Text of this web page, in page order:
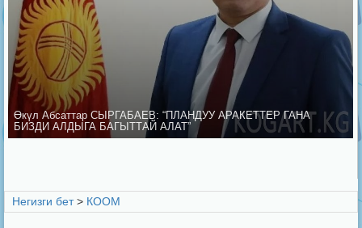
Өкүл Абсаттар СЫРГАБАЕВ: “ПЛАНДУУ АРАКЕТТЕР ГАНА
БИЗДИ АЛДЫГА БАГЫТТАЙ АЛАТ”
Негизги бет> КООМ